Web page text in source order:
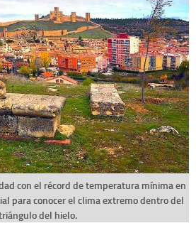
con el récord de temperatura mínima en
para conocer el clima extremo dentro del
del hielo.